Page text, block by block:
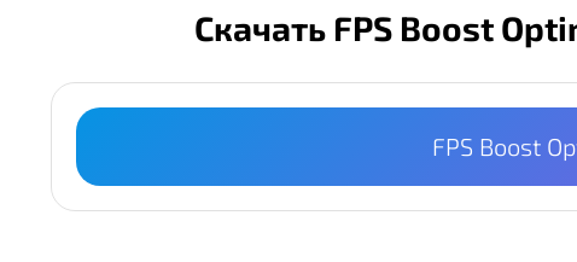
Скачать FPS Boost
FPS Boost